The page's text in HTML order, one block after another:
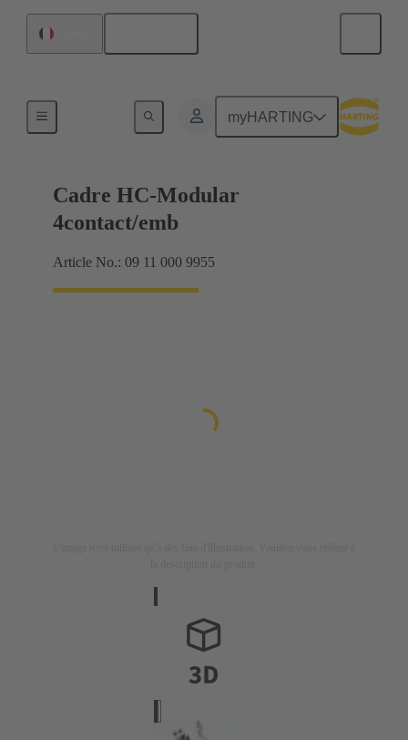
myHARTING
Han® HPR unipolaire
Cadre HC-Modular
4contact/emb
Article No.: 09 11 000 9955